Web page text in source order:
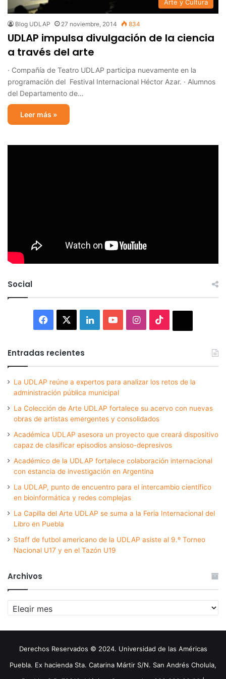
Arte y Cultura
Blog UDLAP 27 noviembre, 2014 834
UDLAP impulsa divulgación de la ciencia
a través del arte
· Compañía de Teatro UDLAP participa nuevamente en la
programación del Festival Internacional Héctor Azar. · Alumnos
del Departamento de…
Leer más »
Social
Facebook LinkedInYouTubeInstagram
Entradas recientes
La UDLAP reúne a expertos para analizar los retos de la
administración pública municipal
La Colección de Arte UDLAP fortalece su acervo con nuevas
obras de artistas emergentes y consolidados
Académica UDLAP asesora un proyecto que creará dispositivo
capaz de clasificar episodios ansioso-depresivos
Académico de la UDLAP fortalece colaboración internacional
con estancia de investigación en Argentina
La UDLAP, punto de encuentro para el intercambio científico
en bioinformática y redes complejas
La Capilla del Arte UDLAP se suma a la Feria Internacional del
Libro en Puebla
Staff de futbol americano de la UDLAP asiste al 9.º Torneo
Nacional U17 y en el Tazón U19
Archivos
Archivos
Derechos Reservados © 2024. Universidad de las Américas
Puebla. Ex hacienda Sta. Catarina Mártir S/N. San Andrés Cholula,